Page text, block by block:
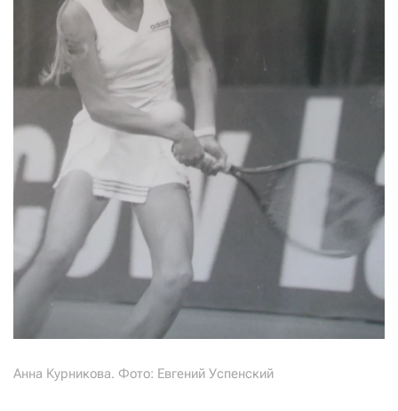
Анна Курникова. Фото: Евгений Успенский